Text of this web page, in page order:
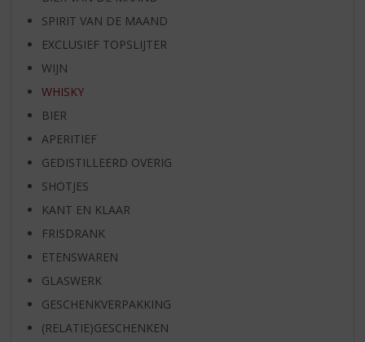
SPIRIT VAN DE MAAND
EXCLUSIEF TOPSLIJTER
WIJN
WHISKY
BIER
APERITIEF
GEDISTILLEERD OVERIG
SHOTJES
KANT EN KLAAR
FRISDRANK
ETENSWAREN
GLASWERK
GESCHENKVERPAKKING
(RELATIE)GESCHENKEN